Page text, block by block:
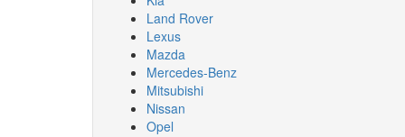
Land Rover
Lexus
Mazda
Mercedes-Benz
Mitsubishi
Nissan
Opel